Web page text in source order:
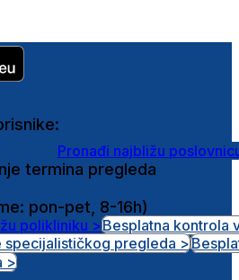
Pronađi najbližu
termina pregleda
pon-pet, 8-16h)
polikliniku >Besplatna kontrola
specijalističkog pregleda >
>